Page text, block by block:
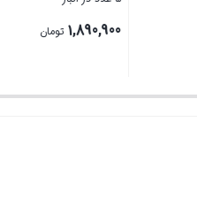
1,890,900 تومان
بستن